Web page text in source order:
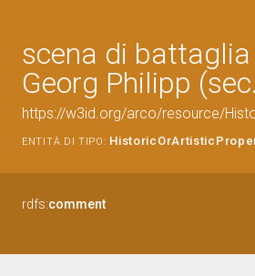
scena di
Georg Philipp
https://w3id.org/arco/resource/
ENTITÀ DI TIPO:
rdfs:comment